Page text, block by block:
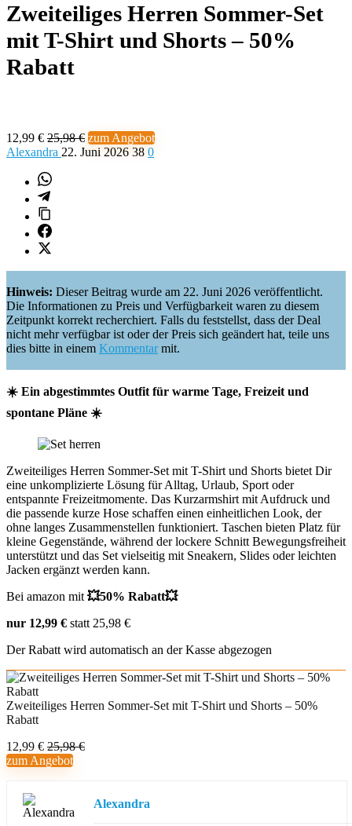
Zweiteiliges Herren Sommer-Set
mit T-Shirt und Shorts – 50%
Rabatt
12,99 € 25,98 € zum Angebot
Alexandra 22. Juni 2026 38 0
Hinweis: Dieser Beitrag wurde am 22. Juni 2026 veröffentlicht.
Die Informationen zu Preis und Verfügbarkeit waren zu diesem
Zeitpunkt korrekt recherchiert. Falls du feststellst, dass der Deal
nicht mehr verfügbar ist oder der Preis sich geändert hat, teile uns
dies bitte in einem Kommentarmit.
☀️ Ein abgestimmtes Outfit für warme Tage, Freizeit und
spontane Pläne ☀️
Zweiteiliges Herren Sommer-Set mit T-Shirt und Shorts bietet Dir
eine unkomplizierte Lösung für Alltag, Urlaub, Sport oder
entspannte Freizeitmomente. Das Kurzarmshirt mit Aufdruck und
die passende kurze Hose schaffen einen einheitlichen Look, der
ohne langes Zusammenstellen funktioniert. Taschen bieten Platz für
kleine Gegenstände, während der lockere Schnitt Bewegungsfreiheit
unterstützt und das Set vielseitig mit Sneakern, Slides oder leichten
Jacken ergänzt werden kann.
Bei amazon mit 💥50% Rabatt💥
nur 12,99 € statt 25,98 €
Der Rabatt wird automatisch an der Kasse abgezogen
Zweiteiliges Herren Sommer-Set mit T-Shirt und Shorts – 50%
Rabatt
12,99 € 25,98 €
zum Angebot
Alexandra